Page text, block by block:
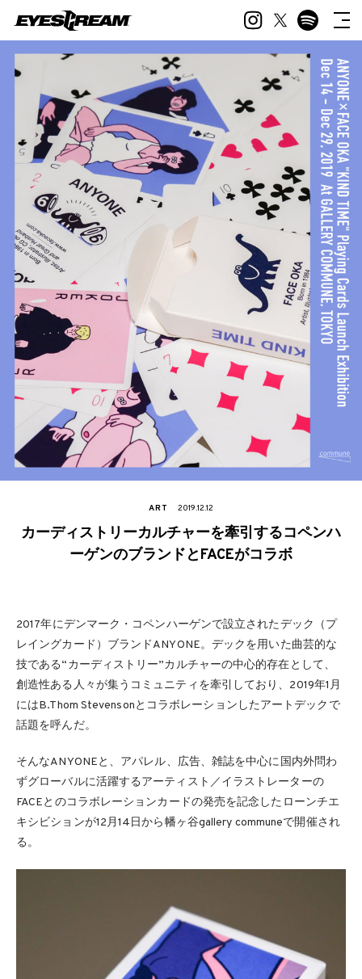
ART 2019.12.12
カーディストリーカルチャーを牽引するコペンハ
ーゲンのブランドとFACEがコラボ
2017年にデンマーク・コペンハーゲンで設立されたデック（プ
レイングカード）ブランドANYONE。デックを用いた曲芸的な
技である“カーディストリー”カルチャーの中心的存在として、
創造性ある人々が集うコミュニティを牽引しており、2019年1月
にはB.Thom Stevensonとコラボレーションしたアートデックで
話題を呼んだ。
そんなANYONEと、アパレル、広告、雑誌を中心に国内外問わ
ずグローバルに活躍するアーティスト／イラストレーターの
FACEとのコラボレーションカードの発売を記念したローンチエ
キシビションが12月14日から幡ヶ谷gallery communeで開催され
る。